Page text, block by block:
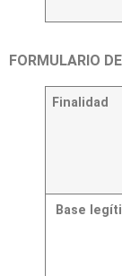
FORMULARIO
Finalidad
Base